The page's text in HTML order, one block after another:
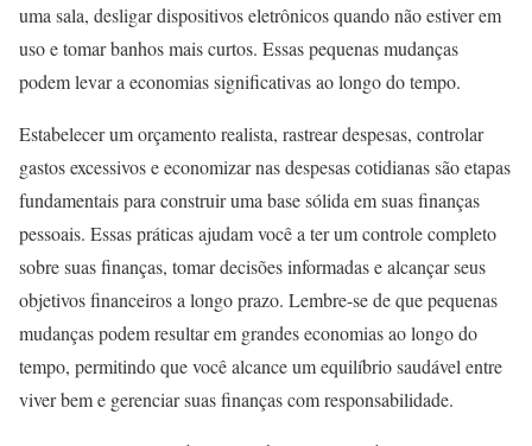
uma sala, desligar dispositivos eletrônicos quando não estiver em
uso e tomar banhos mais curtos. Essas pequenas mudanças
podem levar a economias significativas ao longo do tempo.
Estabelecer um orçamento realista, rastrear despesas, controlar
gastos excessivos e economizar nas despesas cotidianas são etapas
fundamentais para construir uma base sólida em suas finanças
pessoais. Essas práticas ajudam você a ter um controle completo
sobre suas finanças, tomar decisões informadas e alcançar seus
objetivos financeiros a longo prazo. Lembre-se de que pequenas
mudanças podem resultar em grandes economias ao longo do
tempo, permitindo que você alcance um equilíbrio saudável entre
viver bem e gerenciar suas finanças com responsabilidade.